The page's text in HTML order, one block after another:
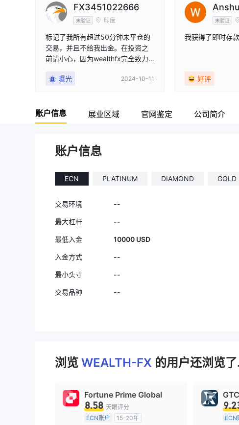
8
9
FX3451022666
未验证 印度
标记了我所有超过50分钟未平仓的
交易，并且不给我出金。在投资之
前请小心，因为wealthfx完全致力
曝光
2024-10-11
未验证
我获得了即时存
好评
账户信息 展业区域 官网鉴定 公司简介
账户信息
ECN PLATINUM DIAMOND GOLD
交易环境 --
最大杠杆 --
最低入金 10000 USD
入金方式 --
最小头寸 --
交易品种 --
浏览 WEALTH-FX 的用户还浏览
Fortune Prime Global
8.58 天眼评分
ECN账户
15-20年
ECN